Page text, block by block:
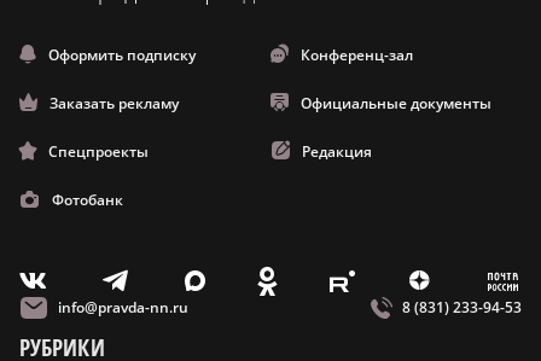
Оформить подписку Конференц-зал
Заказать рекламу Официальные документы
Спецпроекты Редакция
Фотобанк
V T X O E Z m
info@pravda-nn.ru 8 (831) 233-94-53
РУБРИКИ